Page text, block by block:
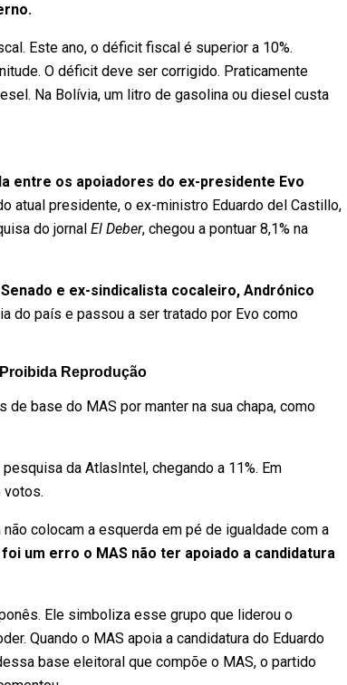
Este ano, o déficit fiscal é superior a 10%.
O déficit deve ser corrigido. Praticamente
Na Bolívia, um litro de gasolina ou diesel custa
entre os apoiadores do ex-presidente Evo
atual presidente, o ex-ministro Eduardo del Castillo,
do jornal El Deber, chegou a pontuar 8,1% na
e ex-sindicalista cocaleiro, Andrónico
do país e passou a ser tratado por Evo como
Reprodução
base do MAS por manter na sua chapa, como
da AtlasIntel, chegando a 11%. Em
votos.
colocam a esquerda em pé de igualdade com a
um erro o MAS não ter apoiado a candidatura
Ele simboliza esse grupo que liderou o
Quando o MAS apoia a candidatura do Eduardo
base eleitoral que compõe o MAS, o partido